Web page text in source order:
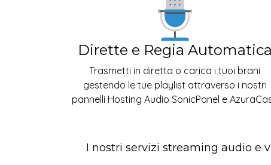
Dirette e Regia Automatica
Trasmetti in diretta o carica i tuoi brani
gestendo le tue playlist attraverso i nostri
pannelli Hosting Audio SonicPanel e
I nostri servizi streaming audio e